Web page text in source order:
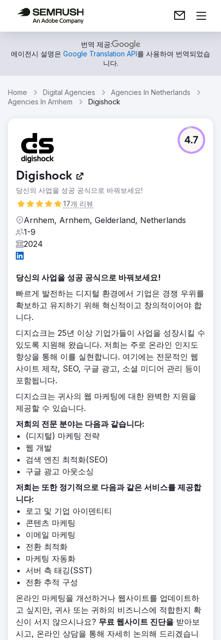
번역 제공:
에이전시 설명은 Google Translation API를 사용하여 번역되었습
니다.
Home Digital Agencies
Agencies In Netherlands
Agencies In Arnhem
Digishock
Digishock
당신의 사업을 성공 공식으로 바꿔보세요!
17개 리뷰
4.7
Arnhem, Arnhem, Gelderland, Netherlands
1-9
2024
당신의 사업을 성공 공식으로 바꿔보세요!
빠르게 발전하는 디지털 환경에서 기업은 경쟁 우위를
확보하고 유지하기 위해 혁신적이고 창의적이어야 합
니다.
디지쇼크는 25년 이상 기업가들이 사업을 성장시킬 수
있도록 지원해 왔습니다. 저희는 주로 온라인 인지도
향상을 통해 이를 실현합니다. 여기에는 전문적인 웹
사이트 제작, SEO, 구글 광고, 소셜 미디어 관리 등이
포함됩니다.
디지쇼크는 귀사의 웹 마케팅에 대한 완벽한 지원을
제공할 수 있습니다.
저희의 전문 분야는 다음과 같습니다:
(디지털) 마케팅 전략
웹 개발
검색 엔진 최적화(SEO)
구글 광고 아웃소싱
저희는 또한 정기적으로 다음과 같은 서비스를 제공합
니다:
로고 및 기업 아이덴티티
콘텐츠 마케팅
이메일 마케팅
전환 최적화
마케팅 자동화
서버 측 태깅(SST)
전환 추적 구성
온라인 마케팅을 개선하거나 웹사이트를 업데이트하
고 싶지만, 귀사 또는 귀하의 비즈니스에 적합한지 확
신이 서지 않으시나요? 무료 웹사이트 진단을 받아보
시고, 온라인 상담을 통해 자세히 논의해 드리겠습니